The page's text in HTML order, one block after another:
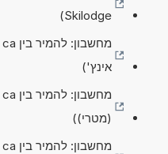
Skilodge)
אינץ')
(מטרי))